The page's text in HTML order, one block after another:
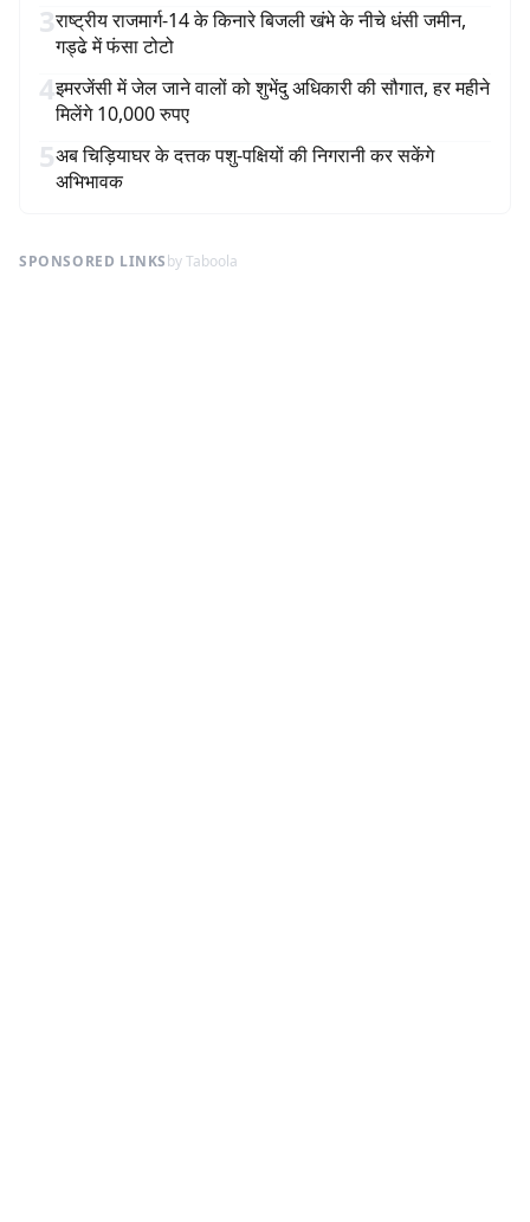
3राष्ट्रीय राजमार्ग-14 के किनारे बिजली खंभे के नीचे धंसी जमीन,
गड्ढे में फंसा टोटो
4इमरजेंसी में जेल जाने वालों को शुभेंदु अधिकारी की सौगात, हर महीने
मिलेंगे 10,000 रुपए
5अब चिड़ियाघर के दत्तक पशु-पक्षियों की निगरानी कर सकेंगे
अभिभावक
SPONSORED LINKSby Taboola